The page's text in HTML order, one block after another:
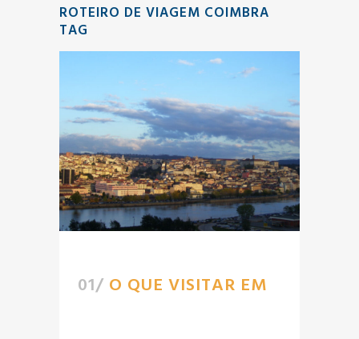
ROTEIRO DE VIAGEM COIMBRA
TAG
01/ O QUE VISITAR EM